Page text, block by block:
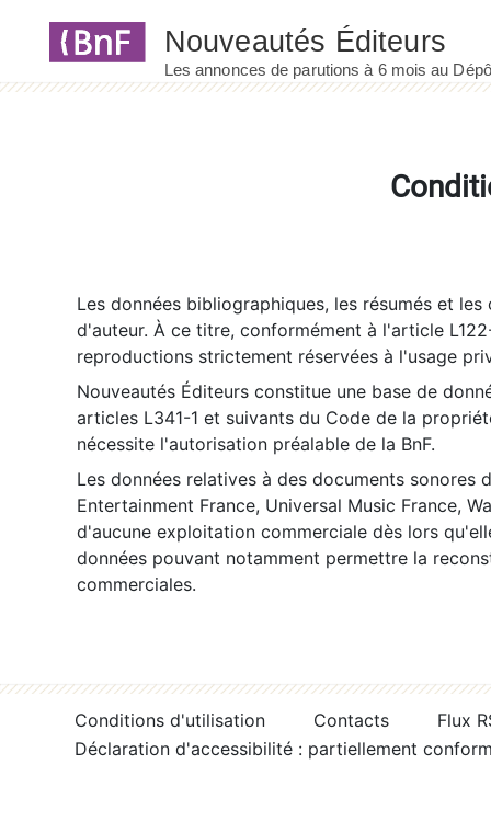
Les données bibliographiques, les résumés et
d'auteur. À ce titre, conformément à l'article
reproductions strictement réservées à l'usage
Nouveautés Éditeurs constitue une base de
articles L341-1 et suivants du Code de la
nécessite l'autorisation préalable de la BnF.
Les données relatives à des documents sonores
Entertainment France, Universal Music France,
d'aucune exploitation commerciale dès lors
données pouvant notamment permettre la
commerciales.
Conditions d'utilisation Contacts
Flux
Déclaration d'accessibilité : partiellement